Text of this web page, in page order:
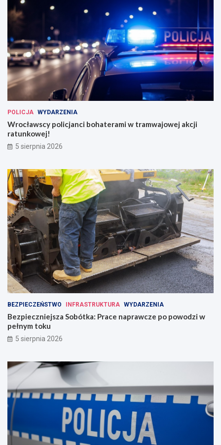
POLICJA WYDARZENIA
Wrocławscy policjanci bohaterami w tramwajowej akcji
ratunkowej!
5 sierpnia 2026
BEZPIECZEŃSTWO INFRASTRUKTURA WYDARZENIA
Bezpieczniejsza Sobótka: Prace naprawcze po powodzi w
pełnym toku
5 sierpnia 2026